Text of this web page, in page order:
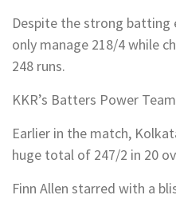
Despite the strong batting
only manage 218/4 while
248 runs.
KKR’s Batters Power
Earlier in the match,
huge total of 247/2 in 20
Finn Allen starred with a